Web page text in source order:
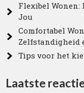
Flexibel Wonen:
Jou
Comfortabel
Zelfstandigheid
Tips voor het
Laatste